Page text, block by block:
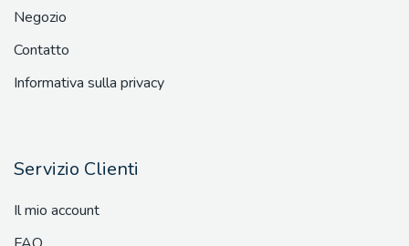
Negozio
Contatto
Informativa sulla privacy
Servizio Clienti
Il mio account